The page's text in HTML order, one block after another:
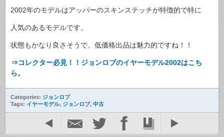
2002年のモデルはアッパーのスキンステッチが特徴的で特に
人気のあるモデルです。
状態もかなり良さそうで、低価格出品は魅力的ですね！！
⇒コレクター必見！！ジョンロブのイヤーモデル2002はこち
ら。
Categories: ジョンロブ
Tags: イヤーモデル, ジョンロブ, 中古